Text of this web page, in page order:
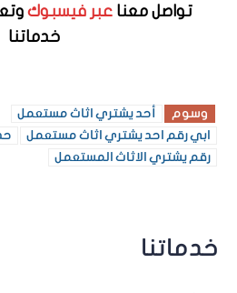
خدماتنا
تواصل معنا عبر فيسبوك
خدماتنا
وسوم
أحد يشتري اثاث مستعمل
ابي رقم احد يشتري اثاث مستعمل
رقم يشتري الاثاث المستعمل